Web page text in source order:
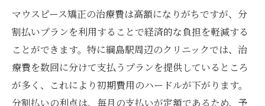
マウスピース矯正の治療費は高額になりがちですが、分
割払いプランを利用することで経済的な負担を軽減する
ことができます。特に綱島駅周辺のクリニックでは、治
療費を数回に分けて支払うプランを提供しているところ
が多く、これにより初期費用のハードルが下がります。
分割払いの利点は、毎月の支払いが定額であるため、予